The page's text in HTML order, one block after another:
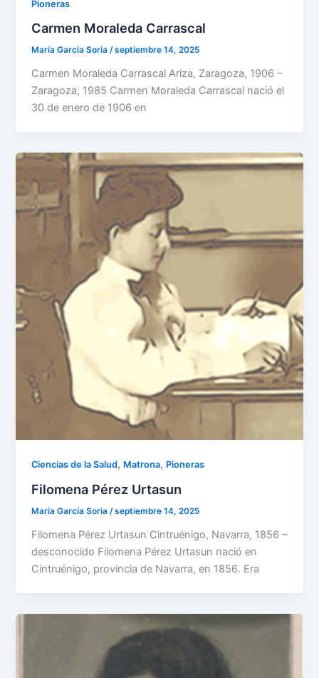
Pioneras
Carmen Moraleda Carrascal
María García Soria/septiembre 14, 2025
Carmen Moraleda Carrascal Ariza, Zaragoza, 1906 –
Zaragoza, 1985 Carmen Moraleda Carrascal nació el
30 de enero de 1906 en
Ciencias de la Salud, Matrona, Pioneras
Filomena Pérez Urtasun
María García Soria/septiembre 14, 2025
Filomena Pérez Urtasun Cintruénigo, Navarra, 1856 –
desconocido Filomena Pérez Urtasun nació en
Cintruénigo, provincia de Navarra, en 1856. Era